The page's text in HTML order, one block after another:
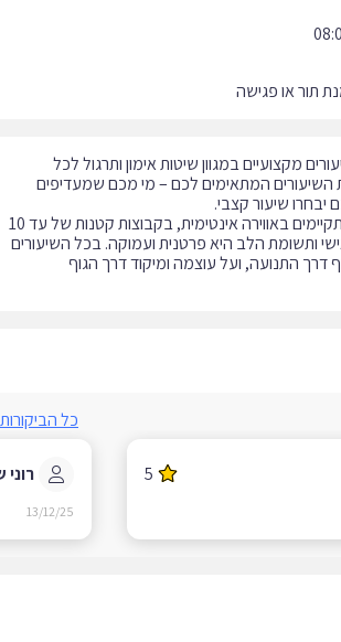
תור או פגישה
מקצועיים במגוון שיטות אימון ותרגול לכל
המתאימים לכם – מי מכם שמעדיפים
שיעורי הבוקר והערב מתקיימים באווירה אינטימית, בקבוצות קטנות של עד 10
הלב היא פרטנית ועמוקה. בכל השיעורים
התנועה, ועל עוצמה ומיקוד דרך הגוף
כל הביקורות
5 רוני ש.
13/12/25